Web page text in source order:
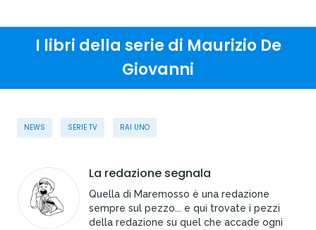
NEWS SERIE TV RAI UNO
La redazione segnala
Quella di Maremosso è una redazione
sempre sul pezzo... e qui trovate i pezzi
della redazione su quel che accade ogni
I libri della serie di Maurizio De
Giovanni